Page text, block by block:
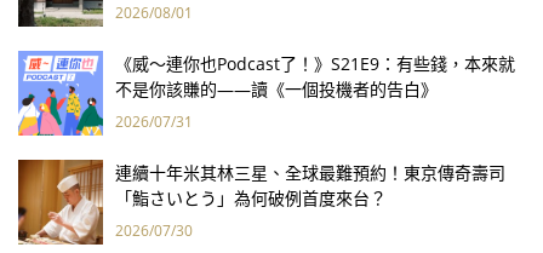
2026/08/01
《威～連你也Podcast了！》S21E9：有些錢，本來就
不是你該賺的——讀《一個投機者的告白》
2026/07/31
連續十年米其林三星、全球最難預約！東京傳奇壽司
「鮨さいとう」為何破例首度來台？
2026/07/30